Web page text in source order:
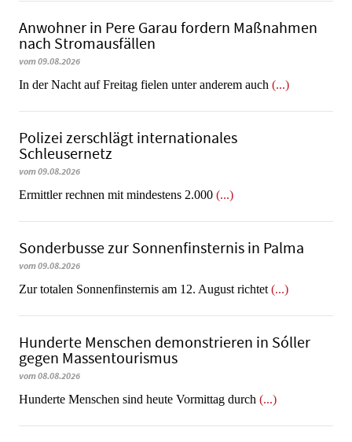
Anwohner in Pere Garau fordern Maßnahmen
nach Stromausfällen
vom 09.08.2026
In der Nacht auf Freitag fielen unter anderem auch (...)
Polizei zerschlägt internationales
Schleusernetz
vom 09.08.2026
Ermittler rechnen mit mindestens 2.000 (...)
Sonderbusse zur Sonnenfinsternis in Palma
vom 09.08.2026
Zur totalen Sonnenfinsternis am 12. August richtet (...)
Hunderte Menschen demonstrieren in Sóller
gegen Massentourismus
vom 08.08.2026
Hunderte Menschen sind heute Vormittag durch (...)